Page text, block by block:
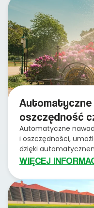
Automatyczne
oszczędność
Automatyczne
i oszczędności,
dzięki
WIĘCEJ